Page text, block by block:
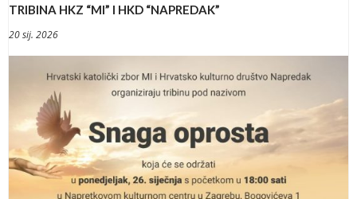
TRIBINA HKZ “MI” I HKD “NAPREDAK”
20 sij. 2026